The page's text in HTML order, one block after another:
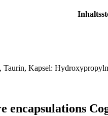
Kapsel:
encapsulations